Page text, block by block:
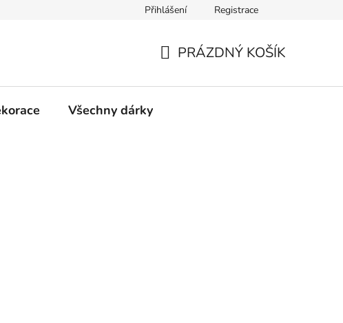
Přihlášení Registrace
PRÁZDNÝ KOŠÍK
Všechny dárky